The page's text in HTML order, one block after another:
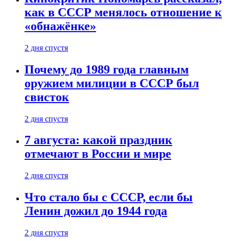
как в СССР менялось отношение к
«обнажёнке»
2 дня спустя
Почему до 1989 года главным
оружием милиции в СССР был
свисток
2 дня спустя
7 августа: какой праздник
отмечают в России и мире
2 дня спустя
Что стало бы с СССР, если бы
Ленин дожил до 1944 года
2 дня спустя